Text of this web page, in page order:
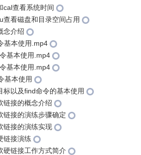
cal查看系统时间
看磁盘和目录空间占用
念介绍
基本使用.mp4
基本使用.mp4
基本使用.mp4
基本使用
以及find命令的基本使用
链接的概念介绍
链接的演练步骤确定
链接的演练实现
链接演练
硬链接工作方式简介